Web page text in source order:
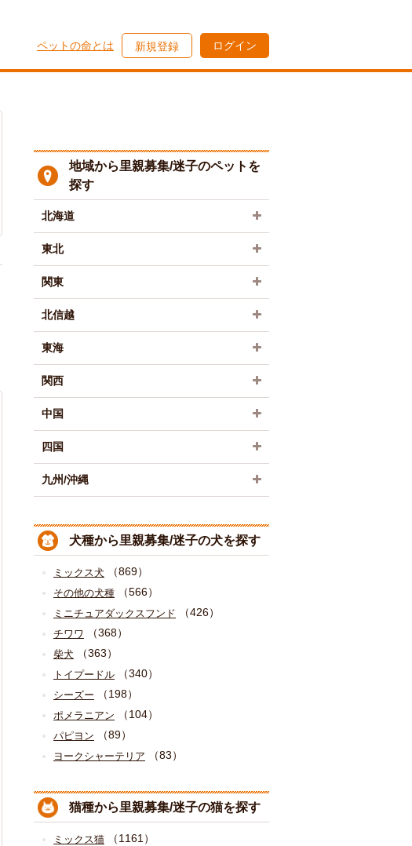
ペットの命とは 新規登録 ログイン
地域から里親募集/迷子のペットを
探す
北海道
東北
関東
北信越
東海
関西
中国
四国
九州/沖縄
犬種から里親募集/迷子の犬を探す
ミックス犬 （869）
その他の犬種 （566）
ミニチュアダックスフンド （426）
チワワ （368）
柴犬 （363）
トイプードル （340）
シーズー （198）
ポメラニアン （104）
パピヨン （89）
ヨークシャーテリア （83）
猫種から里親募集/迷子の猫を探す
ミックス猫 （1161）